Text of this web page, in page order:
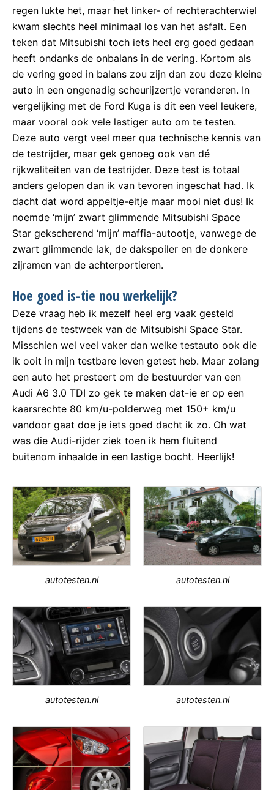
regen lukte het, maar het linker- of rechterachterwiel
kwam slechts heel minimaal los van het asfalt. Een
teken dat Mitsubishi toch iets heel erg goed gedaan
heeft ondanks de onbalans in de vering. Kortom als
de vering goed in balans zou zijn dan zou deze kleine
auto in een ongenadig scheurijzertje veranderen. In
vergelijking met de Ford Kuga is dit een veel leukere,
maar vooral ook vele lastiger auto om te testen.
Deze auto vergt veel meer qua technische kennis van
de testrijder, maar gek genoeg ook van dé
rijkwaliteiten van de testrijder. Deze test is totaal
anders gelopen dan ik van tevoren ingeschat had. Ik
dacht dat word appeltje-eitje maar mooi niet dus! Ik
noemde ‘mijn’ zwart glimmende Mitsubishi Space
Star gekscherend ‘mijn’ maffia-autootje, vanwege de
zwart glimmende lak, de dakspoiler en de donkere
zijramen van de achterportieren.
Hoe goed is-tie nou werkelijk?
Deze vraag heb ik mezelf heel erg vaak gesteld
tijdens de testweek van de Mitsubishi Space Star.
Misschien wel veel vaker dan welke testauto ook die
ik ooit in mijn testbare leven getest heb. Maar zolang
een auto het presteert om de bestuurder van een
Audi A6 3.0 TDI zo gek te maken dat-ie er op een
kaarsrechte 80 km/u-polderweg met 150+ km/u
vandoor gaat doe je iets goed dacht ik zo. Oh wat
was die Audi-rijder ziek toen ik hem fluitend
buitenom inhaalde in een lastige bocht. Heerlijk!
autotesten.nl autotesten.nl
autotesten.nl autotesten.nl